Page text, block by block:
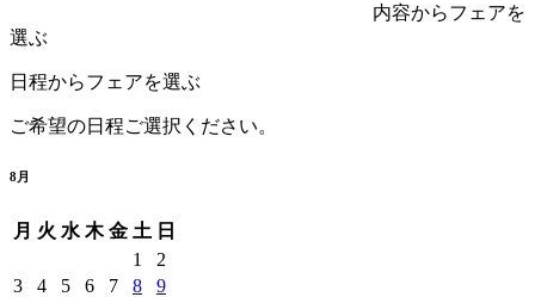
内容からフェアを
選ぶ
日程からフェアを選ぶ
ご希望の日程ご選択ください。
8月
月 火 水 木 金 土 日
1
2
3
4 5 6 7 8
9